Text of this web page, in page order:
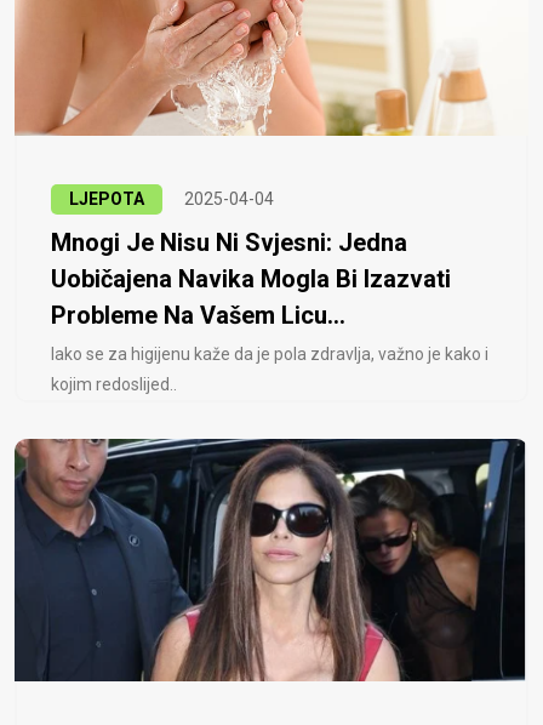
LJEPOTA 2025-04-04
Mnogi Je Nisu Ni Svjesni: Jedna
Uobičajena Navika Mogla Bi Izazvati
Probleme Na Vašem Licu...
Iako se za higijenu kaže da je pola zdravlja, važno je kako i
kojim redoslijed..